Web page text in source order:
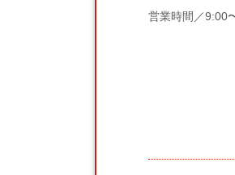
営業時間／9:00